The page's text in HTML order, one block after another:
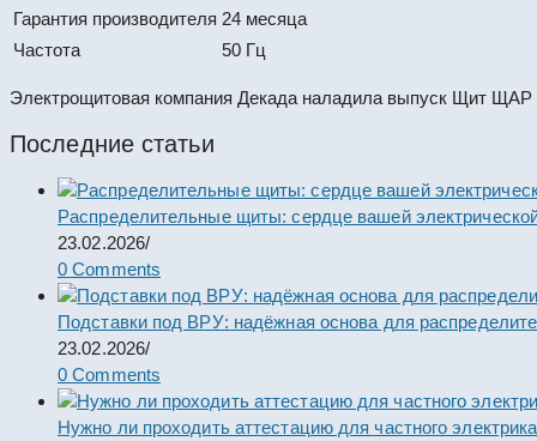
Гарантия производителя 24 месяца
Частота
50 Гц
Электрощитовая компания Декада наладила выпуск Щит
Последние статьи
Распределительные щиты: сердце вашей
23.02.2026/
0 Comments
Подставки под ВРУ: надёжная основа для
23.02.2026/
0 Comments
Нужно ли проходить аттестацию для частного